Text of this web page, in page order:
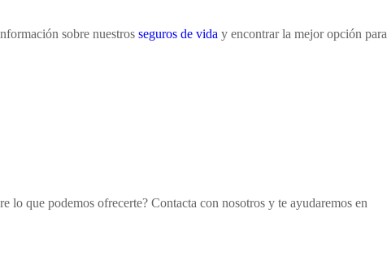
sobre nuestros seguros de vida y encontrar la mejor opción para
lo que podemos ofrecerte? Contacta con nosotros y te ayudaremos en